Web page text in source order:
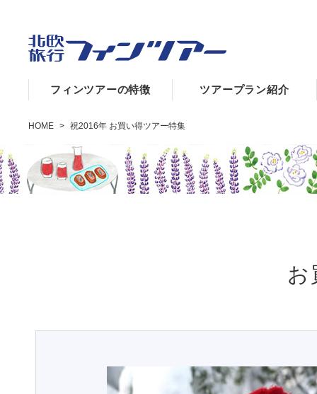
フィンツアーの特徴 ツアープラン紹介
HOME > 祝2016年 お買い得ツアー特集
お